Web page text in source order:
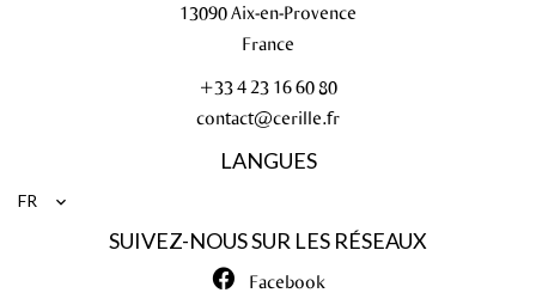
13090Aix-en-Provence
France
+33 4 23 16 60 80
contact@cerille.fr
LANGUES
FR
SUIVEZ-NOUS SUR LES RÉSEAUX
Facebook